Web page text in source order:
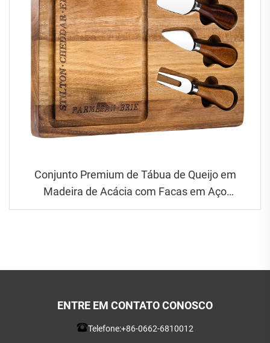
Conjunto Premium de Tábua de Queijo em
Madeira de Acácia com Facas em Aço
Inoxidável e Canal de Suco
ENTRE EM CONTATO CONOSCO
Telefone:+86-0662-6810012